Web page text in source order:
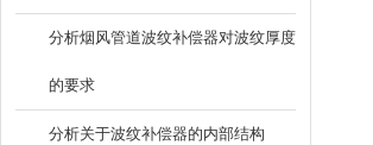
分析烟风管道波纹补偿器对波纹厚度
的要求
分析关于波纹补偿器的内部结构